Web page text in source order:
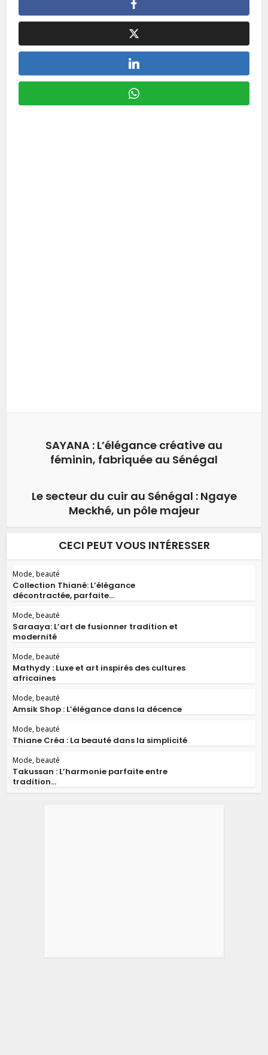
SAYANA : L’élégance créative au
féminin, fabriquée au Sénégal
Le secteur du cuir au Sénégal : Ngaye
Meckhé, un pôle majeur
CECI PEUT VOUS INTÉRESSER
Mode, beauté
Collection Thiané: L’élégance
décontractée, parfaite...
Mode, beauté
Saraaya: L’art de fusionner tradition et
modernité
Mode, beauté
Mathydy : Luxe et art inspirés des cultures
africaines
Mode, beauté
Amsik Shop : L’élégance dans la décence
Mode, beauté
Thiane Créa : La beauté dans la simplicité
Mode, beauté
Takussan : L’harmonie parfaite entre
tradition...